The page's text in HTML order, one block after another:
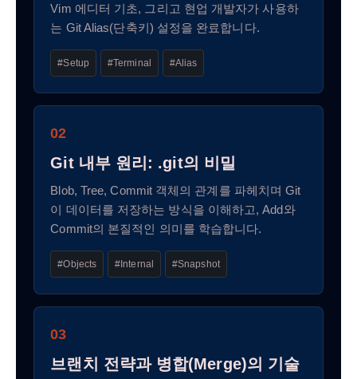
Vim 에디터 기초, 그리고 현업 개발자가 사용하
는 Git Alias(단축키) 설정을 완료합니다.
#Setup #Terminal #Alias
02
Git 내부 원리: .git의 비밀
Blob, Tree, Commit 객체의 관계를 파헤치며 Git
이 데이터를 저장하는 방식을 이해하고, Add와
Commit의 본질적인 의미를 학습합니다.
#Objects #Internal #Snapshot
03
브랜치 전략과 병합(Merge)의 기술